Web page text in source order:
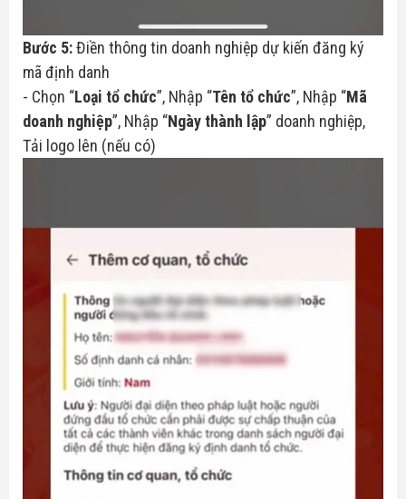
Bước 5:Điền thông tin doanh nghiệp dự kiến đăng ký
mã định danh
- Chọn “Loại tổ chức”, Nhập “Tên tổ chức”, Nhập “Mã
doanh nghiệp”, Nhập “Ngày thành lập” doanh nghiệp,
Tải logo lên (nếu có)